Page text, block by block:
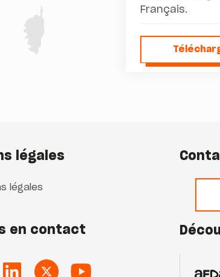
Français.
légales
légales
en contact